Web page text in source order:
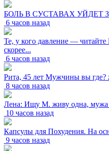
БОЛЬ В СУСТАВАХ УЙДЕТ
6 часов назад
Те, у кого давление — читайте
скорее...
6 часов назад
Рита, 45 лет Мужчины вы где?
8 часов назад
Лена: Ищу М. живу одна, мужа
10 часов назад
Капсулы для Похудения. На
9 часов назад